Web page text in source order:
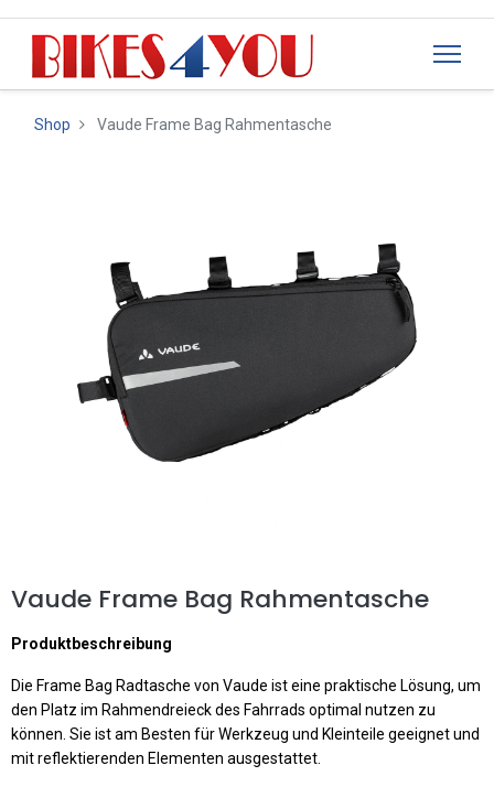
Shop Vaude Frame Bag Rahmentasche
Vaude Frame Bag Rahmentasche
Produktbeschreibung
Die Frame Bag Radtasche von Vaude ist eine praktische Lösung, um
den Platz im Rahmendreieck des Fahrrads optimal nutzen zu
können. Sie ist am Besten für Werkzeug und Kleinteile geeignet und
mit reflektierenden Elementen ausgestattet.